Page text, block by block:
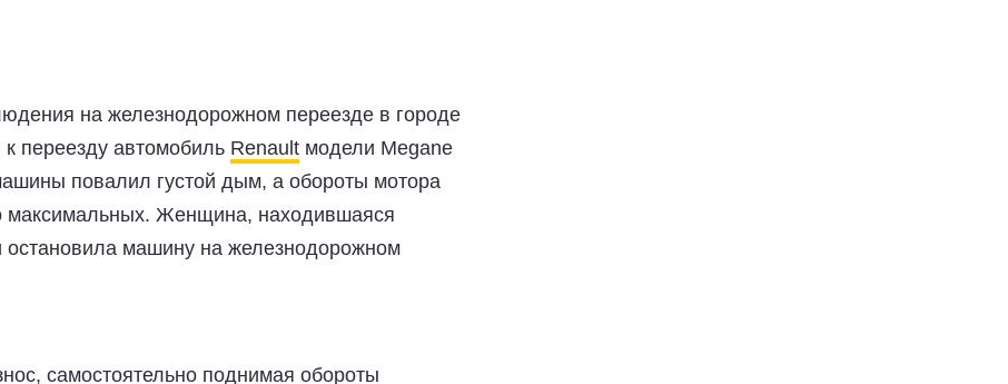
на железнодорожном переезде в городе
переезду автомобиль Renault модели Megane
повалил густой дым, а обороты мотора
максимальных. Женщина, находившаяся
остановила машину на железнодорожном
самостоятельно поднимая обороты